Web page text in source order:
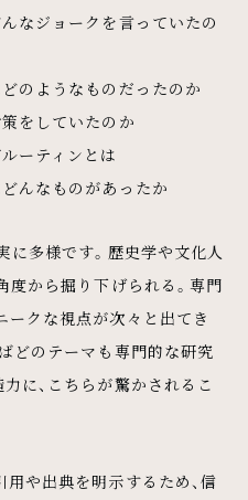
なジョークを言っていたの
のようなものだったのか
をしていたのか
ーティンとは
んなものがあったか
に多様です。歴史学や文化人
度から掘り下げられる。専門
クな視点が次々と出てき
どのテーマも専門的な研究
に、こちらが驚かされるこ
や出典を明示するため、信